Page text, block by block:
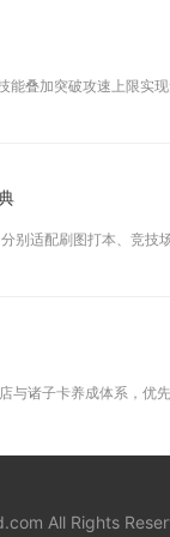
叠加突破攻速上限实
别适配刷图打本、竞技
与诸子卡养成体系，优
All Rights